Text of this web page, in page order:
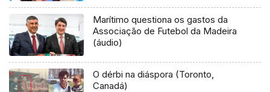
Marítimo questiona os gastos da
Associação de Futebol da Madeira
(áudio)
O dérbi na diáspora (Toronto,
Canadá)